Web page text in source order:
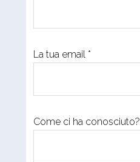
La tua email *
Come ci ha conosciuto?